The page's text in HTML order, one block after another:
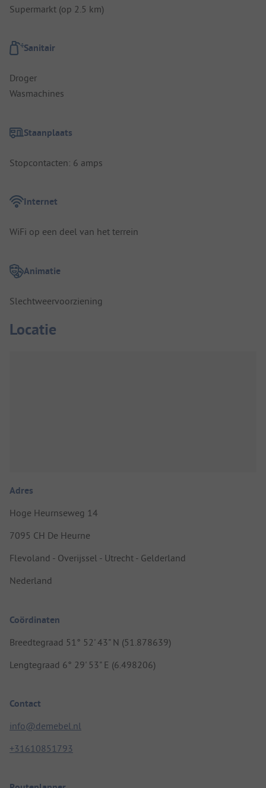
Supermarkt (op 2.5 km)
Sanitair
Droger
Wasmachines
Staanplaats
Stopcontacten: 6 amps
Internet
WiFi op een deel van het terrein
Animatie
Slechtweervoorziening
Locatie
Adres
Hoge Heurnseweg 14
7095 CH De Heurne
Flevoland - Overijssel - Utrecht - Gelderland
Nederland
Coördinaten
Breedtegraad 51° 52' 43" N (51.878639)
Lengtegraad 6° 29' 53" E (6.498206)
Contact
info@demebel.nl
+31610851793